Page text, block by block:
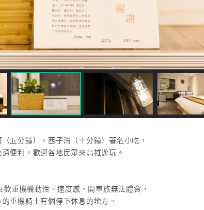
五分鐘），西子灣（十分鐘）著名小吃，
便利，歡迎各地民眾來高雄遊玩。
重機機動性、速度感，開車族無法體會，
重機騎士有個停下休息的地方。